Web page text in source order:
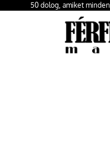
50 dolog, amiket